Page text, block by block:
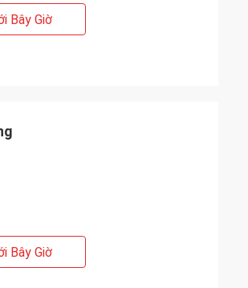
Bây Giờ
Bây Giờ